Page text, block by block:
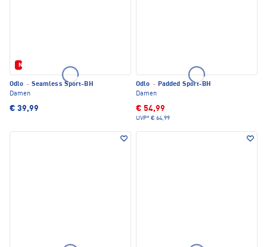
Neu
Odlo · Seamless Sport-BH
Damen
€ 39,99
Odlo · Padded Sport-BH
Damen
€ 54,99
UVP* € 64,99